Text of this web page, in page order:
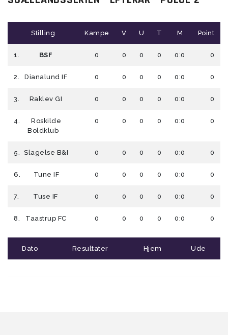
Stilling Kampe V U T M Point
1. BSF 0 0 0 0 0:0 0
2. Dianalund IF 0 0 0 0 0:0 0
3. Raklev GI 0 0 0 0 0:0 0
4.
Roskilde
Boldklub
0 0 0 0 0:0 0
5. Slagelse B&I 0 0 0 0 0:0 0
6. Tune IF 0 0 0 0 0:0 0
7. Tuse IF 0 0 0 0 0:0 0
8. Taastrup FC 0 0 0 0 0:0 0
Dato Resultater Hjem Ude